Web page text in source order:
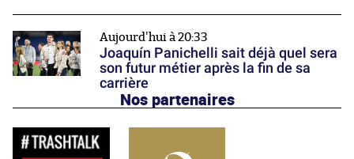
Aujourd'hui à 20:33
Joaquín Panichelli sait déjà quel sera
son futur métier après la fin de sa
carrière
Nos partenaires